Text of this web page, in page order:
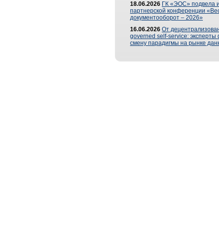
18.06.2026 ГК «ЭОС» подвела
партнерской конференции
документооборот – 2026»
16.06.2026 От
governed self-service: эксперты
смену парадигмы на рынке